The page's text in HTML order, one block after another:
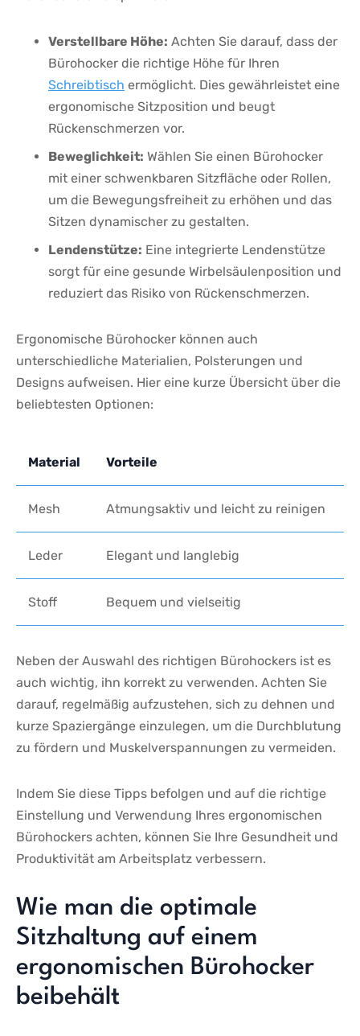
Verstellbare Höhe: Achten Sie darauf, dass der
Bürohocker die ⁣richtige Höhe⁣ für⁢ Ihren
Schreibtisch ermöglicht. Dies gewährleistet eine ​
ergonomische Sitzposition und beugt
Rückenschmerzen vor.
Beweglichkeit: Wählen Sie einen Bürohocker
mit einer schwenkbaren Sitzfläche oder Rollen,
um die Bewegungsfreiheit zu‌ erhöhen und das⁢
Sitzen dynamischer zu gestalten.
Lendenstütze: Eine ‌integrierte Lendenstütze
sorgt für eine ‌gesunde Wirbelsäulenposition und
reduziert das Risiko von Rückenschmerzen.
Ergonomische Bürohocker können auch
unterschiedliche Materialien,⁣ Polsterungen und
Designs aufweisen. Hier eine kurze ​Übersicht über die
beliebtesten‌ Optionen:
Material Vorteile
Mesh Atmungsaktiv und leicht⁤ zu reinigen
Leder Elegant und langlebig
Stoff Bequem und vielseitig
Neben der Auswahl des‍ richtigen Bürohockers ist ⁤es⁤
auch wichtig, ihn ⁢korrekt zu verwenden. Achten Sie
darauf, regelmäßig aufzustehen, sich zu dehnen und
kurze‌ Spaziergänge ‍einzulegen, um die Durchblutung‍
zu ⁢fördern​ und Muskelverspannungen zu vermeiden.
Indem Sie ‌diese Tipps befolgen und auf die richtige
⁢Einstellung und⁣ Verwendung Ihres ergonomischen
Bürohockers⁢ achten, können​ Sie‍ Ihre Gesundheit ‍und
Produktivität⁣ am Arbeitsplatz verbessern.
Wie man die optimale
Sitzhaltung⁢ auf einem
ergonomischen Bürohocker
beibehält